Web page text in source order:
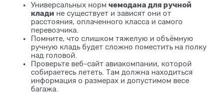
Универсальных норм чемодана для ручной
клади не существует и зависят они от
расстояния, оплаченного класса и самого
перевозчика.
Помните, что слишком тяжелую и объёмную
ручную кладь будет сложно поместить на полку
над головой.
Проверьте веб-сайт авиакомпании, которой
собираетесь лететь. Там должна находиться
информация о размерах и допустимом весе
багажа.